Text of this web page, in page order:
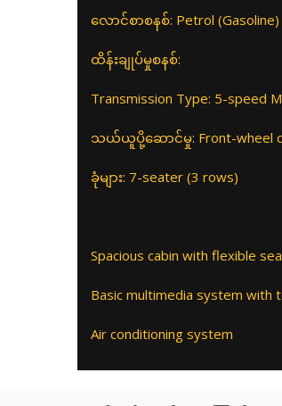
လောင်စာစနစ်: Petrol (Gasoline)
ထိန်းချုပ်မှုစနစ်:
Transmission Type: 5-speed
သယ်ယူပို့ဆောင်မှု: Front-wheel
ခုံများ: 7-seater (3 rows)
Spacious cabin with flexible
Basic multimedia system with
Air conditioning system